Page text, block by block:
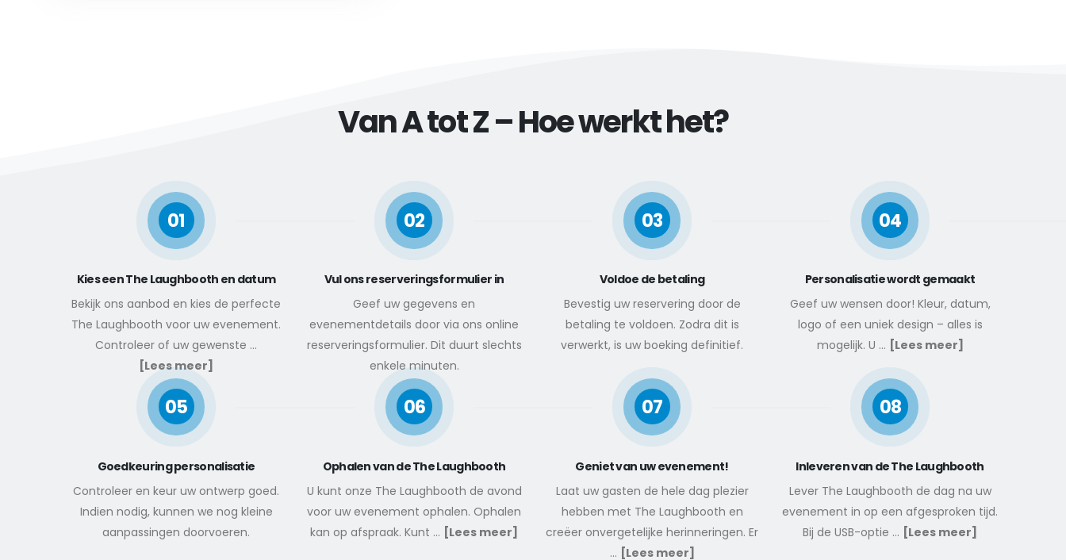
Van A tot Z – Hoe werkt het?
01
Kies een The Laughbooth en datum
Bekijk ons aanbod en kies de perfecte
The Laughbooth voor uw evenement.
Controleer of uw gewenste ...
[Lees meer]
02
Vul ons reserveringsformulier in
Geef uw gegevens en
evenementdetails door via ons online
reserveringsformulier. Dit duurt slechts
enkele minuten.
03
Voldoe de betaling
Bevestig uw reservering door de
betaling te voldoen. Zodra dit is
verwerkt, is uw boeking definitief.
04
Personalisatie wordt gemaakt
Geef uw wensen door! Kleur, datum,
logo of een uniek design – alles is
mogelijk. U ... [Lees meer]
05
Goedkeuring personalisatie
Controleer en keur uw ontwerp goed.
Indien nodig, kunnen we nog kleine
aanpassingen doorvoeren.
06
Ophalen van de The Laughbooth
U kunt onze The Laughbooth de avond
voor uw evenement ophalen. Ophalen
kan op afspraak. Kunt ... [Lees meer]
07
Geniet van uw evenement!
Laat uw gasten de hele dag plezier
hebben met The Laughbooth en
creëer onvergetelijke herinneringen. Er
... [Lees meer]
08
Inleveren van de The Laughbooth
Lever The Laughbooth de dag na uw
evenement in op een afgesproken tijd.
Bij de USB-optie ... [Lees meer]